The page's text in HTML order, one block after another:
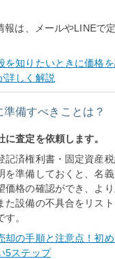
報は、メールやLINEで
を知りたいときに価格
詳しく解説
備すべきことは？
に査定を依頼します。
記済権利書・固定資産税
を準備しておくと、名
価格の確認ができ、よ
た設備の不具合をリス
。
却の手順と注意点！初
5ステップ